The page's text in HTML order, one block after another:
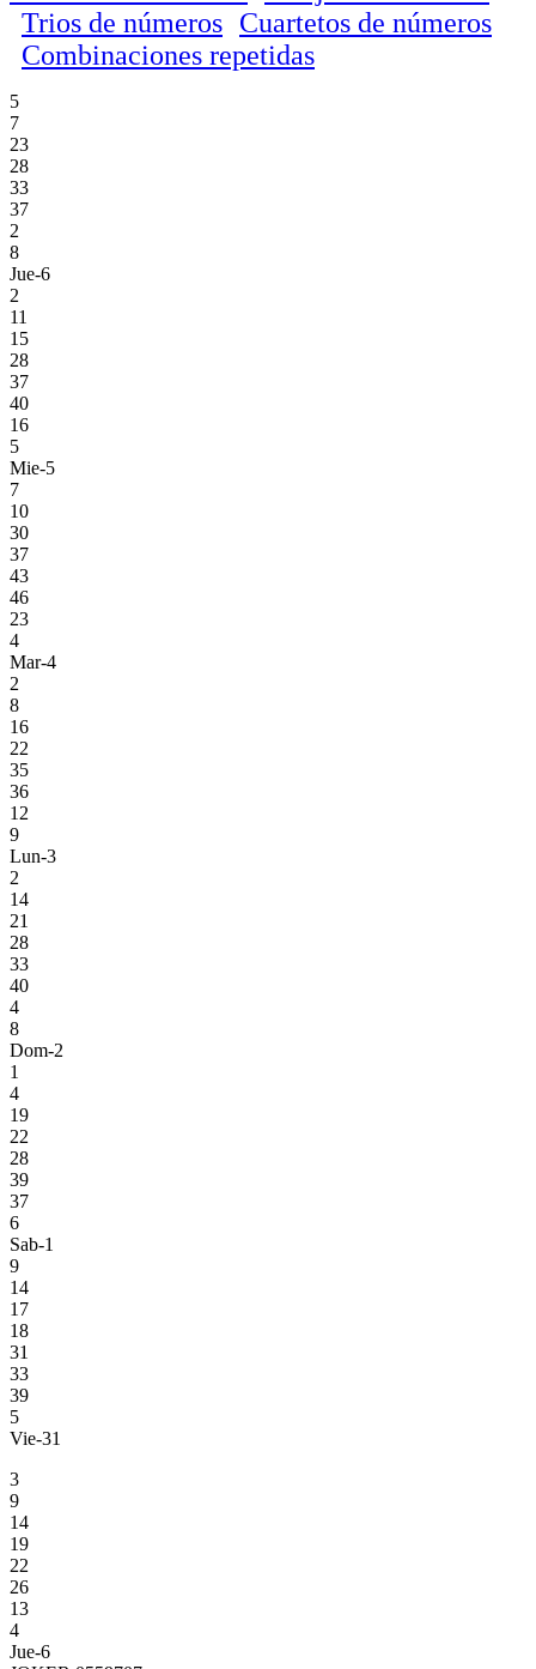
Trios de números Cuartetos de números
Combinaciones repetidas
5
7
23
28
33
37
2
8
Jue-6
2
11
15
28
37
40
16
5
Mie-5
7
10
30
37
43
46
23
4
Mar-4
2
8
16
22
35
36
12
9
Lun-3
2
14
21
28
33
40
4
8
Dom-2
1
4
19
22
28
39
37
6
Sab-1
9
14
17
18
31
33
39
5
Vie-31
3
9
14
19
22
26
13
4
Jue-6